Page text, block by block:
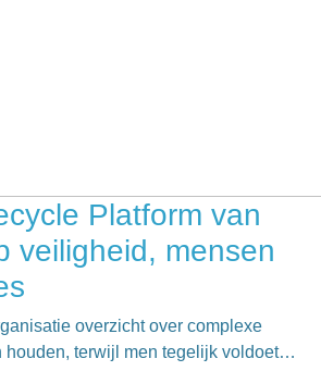
Platform van
veiligheid, mensen
overzicht over complexe
houden, terwijl men tegelijk voldoet…